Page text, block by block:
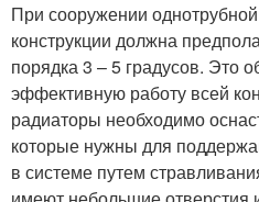
При сооружении
конструкции должна
порядка 3 – 5 градусов. Это
эффективную работу всей
радиаторы необходимо
которые нужны для
в системе путем